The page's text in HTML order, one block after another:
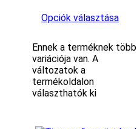
Opciók választása
Ennek a terméknek több
variációja van. A
változatok a
termékoldalon
választhatók ki